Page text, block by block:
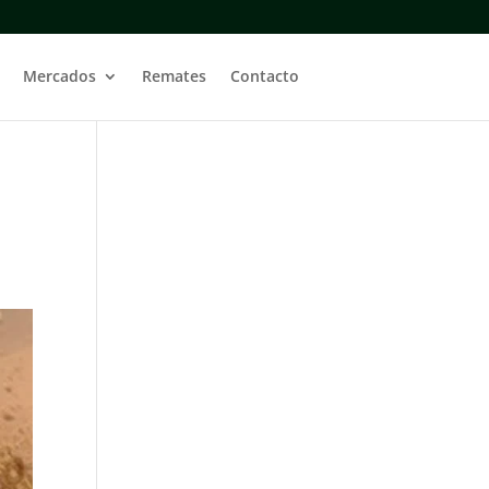
Mercados Remates Contacto